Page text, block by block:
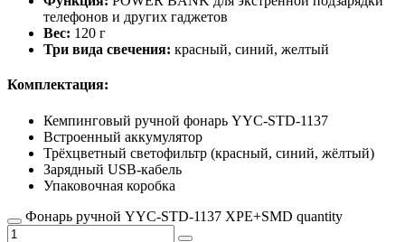
телефонов и других гаджетов
Вес: 120 г
Три вида свечения: красный, синий, желтый
Комплектация:
Кемпинговый ручной фонарь YYC-STD-1137
Встроенный аккумулятор
Трёхцветный светофильтр (красный, синий, жёлтый)
Зарядный USB-кабель
Упаковочная коробка
Фонарь ручной YYC-STD-1137 XPE+SMD quantity